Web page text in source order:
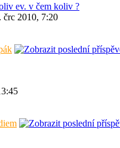
ev. v čem koliv ?
črc 2010, 7:20